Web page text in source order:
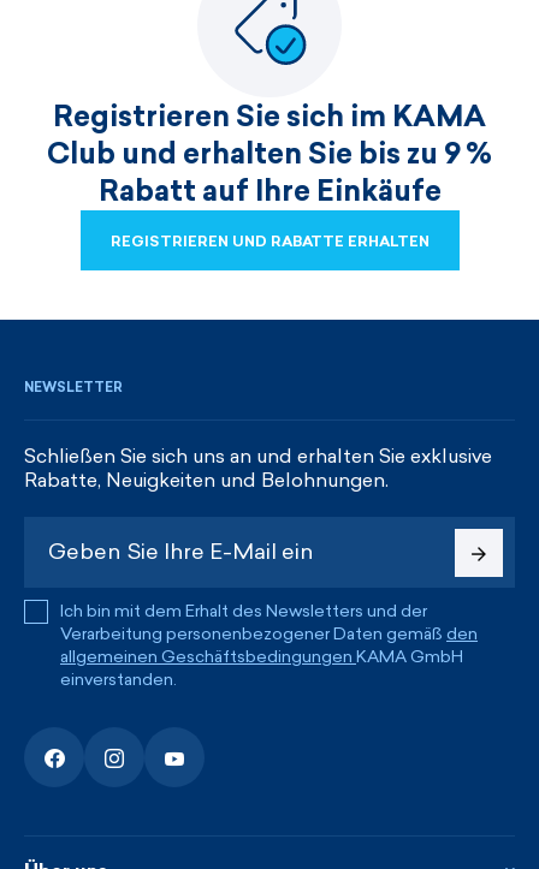
Registrieren Sie sich im KAMA
Club und erhalten Sie bis zu 9 %
Rabatt auf Ihre Einkäufe
REGISTRIEREN UND RABATTE ERHALTEN
NEWSLETTER
Schließen Sie sich uns an und erhalten Sie exklusive
Rabatte, Neuigkeiten und Belohnungen.
Ich bin mit dem Erhalt des Newsletters und der
Verarbeitung personenbezogener Daten gemäß den
allgemeinen Geschäftsbedingungen KAMA GmbH
einverstanden.